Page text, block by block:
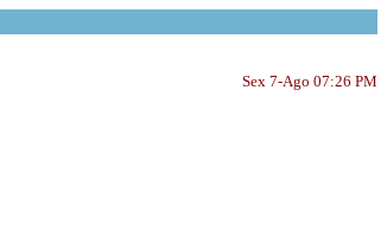
Sex 7-Ago 07:26 PM